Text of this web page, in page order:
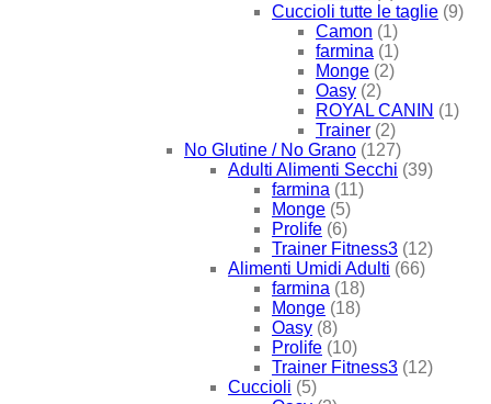
Cuccioli tutte le taglie (9)
Camon (1)
farmina (1)
Monge (2)
Oasy (2)
ROYAL CANIN (1)
Trainer (2)
No Glutine / No Grano (127)
Adulti Alimenti Secchi (39)
farmina (11)
Monge (5)
Prolife (6)
Trainer Fitness3 (12)
Alimenti Umidi Adulti (66)
farmina (18)
Monge (18)
Oasy (8)
Prolife (10)
Trainer Fitness3 (12)
Cuccioli (5)